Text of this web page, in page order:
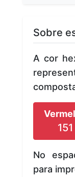
Sobre
A cor
151
No
para